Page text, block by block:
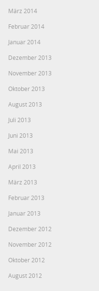
März 2014
Februar 2014
Januar 2014
Dezember 2013
November 2013
Oktober 2013
August 2013
Juli 2013
Juni 2013
Mai 2013
April 2013
März 2013
Februar 2013
Januar 2013
Dezember 2012
November 2012
Oktober 2012
August 2012